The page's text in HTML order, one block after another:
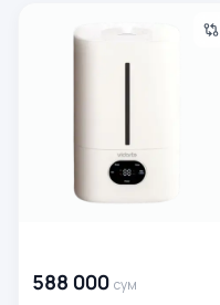
588 000 сум